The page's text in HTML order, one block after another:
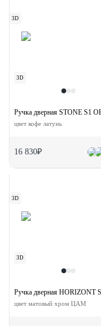
3D
3D
Ручка дверная STONE S1
цвет кофе латунь
16 830₽
3D
3D
Ручка дверная HORIZONT
цвет матовый хром ЦАМ